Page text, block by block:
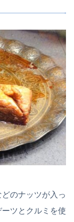
のナッツが入っ
ツとクルミを使